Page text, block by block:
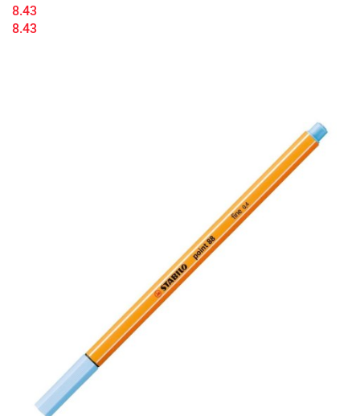
8.43
8.43